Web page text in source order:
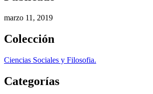
marzo 11, 2019
Colección
Ciencias Sociales y Filosofia.
Categorías